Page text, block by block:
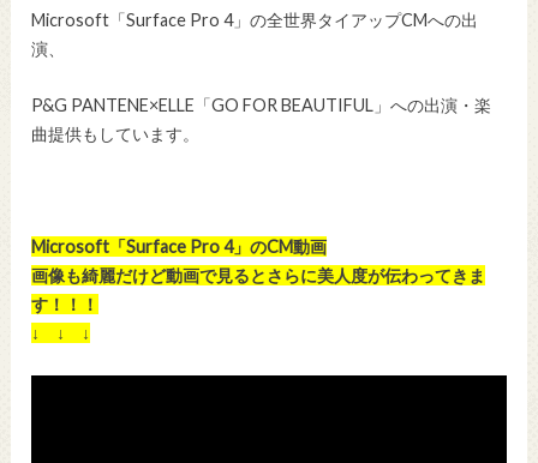
Microsoft「Surface Pro 4」の全世界タイアップCMへの出
演、
P&G PANTENE×ELLE「GO FOR BEAUTIFUL」への出演・楽
曲提供もしています。
Microsoft「Surface Pro 4」のCM動画
画像も綺麗だけど動画で見るとさらに美人度が伝わってきま
す！！！
↓ ↓ ↓